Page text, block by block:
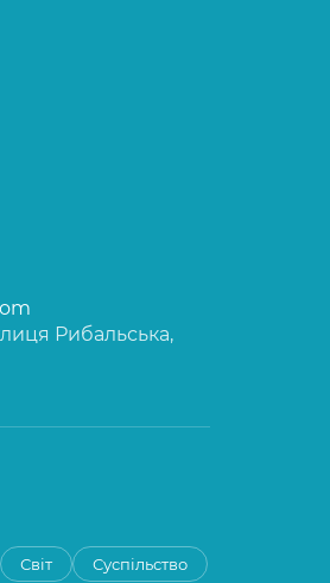
Рибальська,
Світ Суспільство